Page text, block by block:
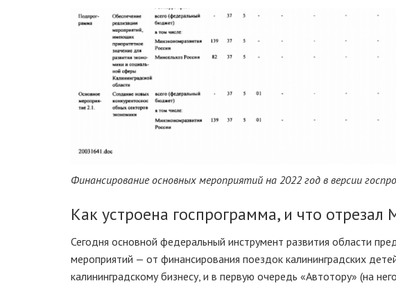
Финансирование основных мероприятий на 2022 год в версии
Как устроена госпрограмма, и что отрезал
Сегодня основной федеральный инструмент развития области
мероприятий — от финансирования поездок калининградских
калининградскому бизнесу, и в первую очередь «Автотору» (на